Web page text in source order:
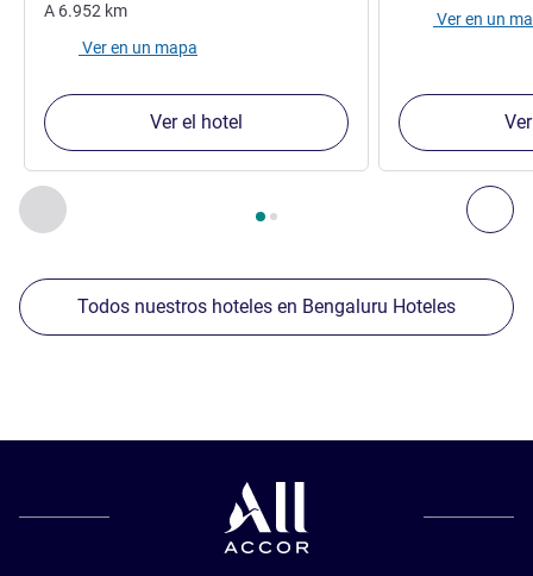
Anterior - Nuestros establecimientos cercanos
Página , Nuestros establecimientos cercanos 1 :,
A 6.952 km
Ver en un mapa
Ver el hotel
Ver en un
Todos nuestros hoteles en Bengaluru Hoteles